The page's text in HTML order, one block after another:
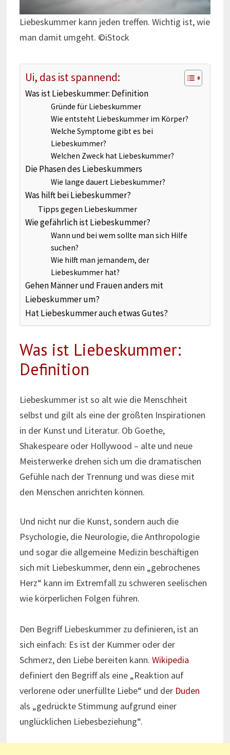
Liebeskummer kann jeden treffen. Wichtig ist, wie
man damit umgeht. ©iStock
Ui, das ist spannend:
Was ist Liebeskummer: Definition
Gründe für Liebeskummer
Wie entsteht Liebeskummer im Körper?
Welche Symptome gibt es bei
Liebeskummer?
Welchen Zweck hat Liebeskummer?
Die Phasen des Liebeskummers
Wie lange dauert Liebeskummer?
Was hilft bei Liebeskummer?
Tipps gegen Liebeskummer
Wie gefährlich ist Liebeskummer?
Wann und bei wem sollte man sich Hilfe
suchen?
Wie hilft man jemandem, der
Liebeskummer hat?
Gehen Männer und Frauen anders mit
Liebeskummer um?
Hat Liebeskummer auch etwas Gutes?
Was ist Liebeskummer:
Definition
Liebeskummer ist so alt wie die Menschheit
selbst und gilt als eine der größten Inspirationen
in der Kunst und Literatur. Ob Goethe,
Shakespeare oder Hollywood – alte und neue
Meisterwerke drehen sich um die dramatischen
Gefühle nach der Trennung und was diese mit
den Menschen anrichten können.
Und nicht nur die Kunst, sondern auch die
Psychologie, die Neurologie, die Anthropologie
und sogar die allgemeine Medizin beschäftigen
sich mit Liebeskummer, denn ein „gebrochenes
Herz“ kann im Extremfall zu schweren seelischen
wie körperlichen Folgen führen.
Den Begriff Liebeskummer zu definieren, ist an
sich einfach: Es ist der Kummer oder der
Schmerz, den Liebe bereiten kann. Wikipedia
definiert den Begriff als eine „Reaktion auf
verlorene oder unerfüllte Liebe“ und der Duden
als „gedrückte Stimmung aufgrund einer
unglücklichen Liebesbeziehung“.